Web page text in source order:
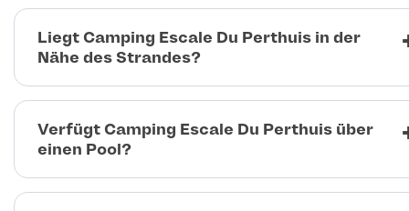
Liegt Camping Escale Du Perthuis in der
Nähe des Strandes?
Verfügt Camping Escale Du Perthuis über
einen Pool?